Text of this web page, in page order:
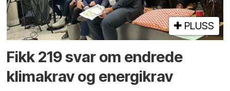
PLUSS
Fikk 219 svar om endrede
klimakrav og energikrav